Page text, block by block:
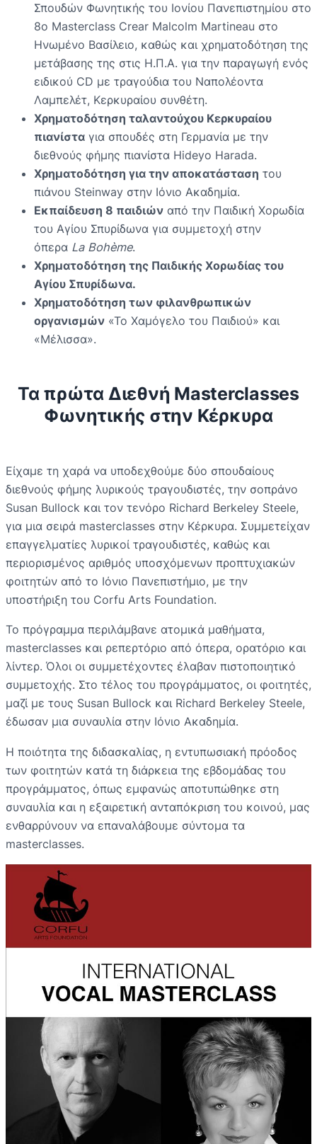
Σπουδών Φωνητικής του Ιονίου Πανεπιστημίου στο
8ο Masterclass Crear Malcolm Martineau στο
Ηνωμένο Βασίλειο, καθώς και χρηματοδότηση της
μετάβασης της στις Η.Π.Α. για την παραγωγή ενός
ειδικού CD με τραγούδια του Ναπολέοντα
Λαμπελέτ, Κερκυραίου συνθέτη.
Χρηματοδότηση ταλαντούχου Κερκυραίου
πιανίστα για σπουδές στη Γερμανία με την
διεθνούς φήμης πιανίστα Hideyo Harada.
Χρηματοδότηση για την αποκατάσταση του
πιάνου Steinway στην Ιόνιο Ακαδημία.
Εκπαίδευση 8 παιδιών από την Παιδική Χορωδία
του Αγίου Σπυρίδωνα για συμμετοχή στην
όπερα La Bohème.
Χρηματοδότηση της Παιδικής Χορωδίας του
Αγίου Σπυρίδωνα.
Χρηματοδότηση των φιλανθρωπικών
οργανισμών «Το Χαμόγελο του Παιδιού» και
«Μέλισσα».
Τα πρώτα Διεθνή Masterclasses
Φωνητικής στην Κέρκυρα
Είχαμε τη χαρά να υποδεχθούμε δύο σπουδαίους
διεθνούς φήμης λυρικούς τραγουδιστές, την σοπράνο
Susan Bullock και τον τενόρο Richard Berkeley Steele,
για μια σειρά masterclasses στην Κέρκυρα. Συμμετείχαν
επαγγελματίες λυρικοί τραγουδιστές, καθώς και
περιορισμένος αριθμός υποσχόμενων προπτυχιακών
φοιτητών από το Ιόνιο Πανεπιστήμιο, με την
υποστήριξη του Corfu Arts Foundation.
Το πρόγραμμα περιλάμβανε ατομικά μαθήματα,
masterclasses και ρεπερτόριο από όπερα, ορατόριο και
λίντερ. Όλοι οι συμμετέχοντες έλαβαν πιστοποιητικό
συμμετοχής. Στο τέλος του προγράμματος, οι φοιτητές,
μαζί με τους Susan Bullock και Richard Berkeley Steele,
έδωσαν μια συναυλία στην Ιόνιο Ακαδημία.
Η ποιότητα της διδασκαλίας, η εντυπωσιακή πρόοδος
των φοιτητών κατά τη διάρκεια της εβδομάδας του
προγράμματος, όπως εμφανώς αποτυπώθηκε στη
συναυλία και η εξαιρετική ανταπόκριση του κοινού, μας
ενθαρρύνουν να επαναλάβουμε σύντομα τα
masterclasses.